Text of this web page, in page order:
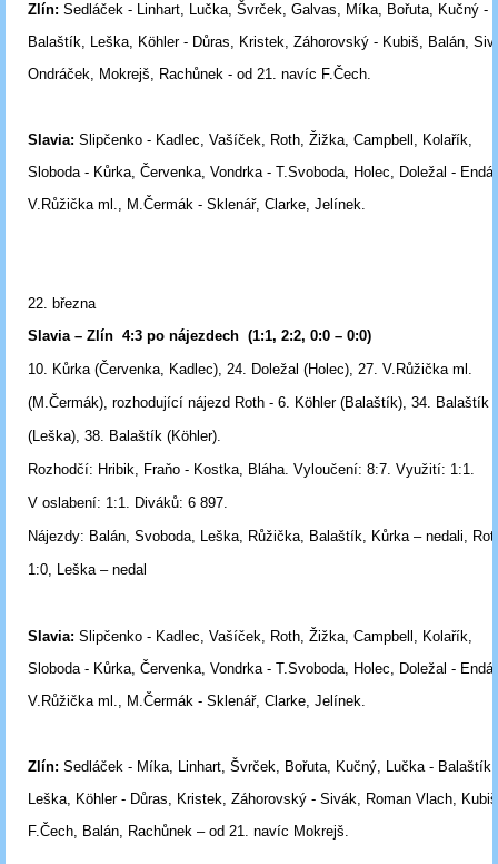
Zlín: Sedláček - Linhart, Lučka, Švrček, Galvas, Míka, Bořuta, Kučný -
Balaštík, Leška, Köhler - Důras, Kristek, Záhorovský - Kubiš, Balán,
Ondráček, Mokrejš, Rachůnek - od 21. navíc F.Čech.
Slavia: Slipčenko - Kadlec, Vašíček, Roth, Žižka, Campbell, Kolařík,
Sloboda - Kůrka, Červenka, Vondrka - T.Svoboda, Holec, Doležal -
V.Růžička ml., M.Čermák - Sklenář, Clarke, Jelínek.
22. března
Slavia – Zlín 4:3 po nájezdech (1:1, 2:2, 0:0 – 0:0)
10. Kůrka (Červenka, Kadlec), 24. Doležal (Holec), 27. V.Růžička ml.
(M.Čermák), rozhodující nájezd Roth - 6. Köhler (Balaštík), 34. Balaštík
(Leška), 38. Balaštík (Köhler).
Rozhodčí: Hribik, Fraňo - Kostka, Bláha. Vyloučení: 8:7. Využití: 1:1.
V oslabení: 1:1. Diváků: 6 897.
Nájezdy: Balán, Svoboda, Leška, Růžička, Balaštík, Kůrka – nedali,
1:0, Leška – nedal
Slavia: Slipčenko - Kadlec, Vašíček, Roth, Žižka, Campbell, Kolařík,
Sloboda - Kůrka, Červenka, Vondrka - T.Svoboda, Holec, Doležal -
V.Růžička ml., M.Čermák - Sklenář, Clarke, Jelínek.
Zlín: Sedláček - Míka, Linhart, Švrček, Bořuta, Kučný, Lučka - Balaštík,
Leška, Köhler - Důras, Kristek, Záhorovský - Sivák, Roman Vlach,
F.Čech, Balán, Rachůnek – od 21. navíc Mokrejš.